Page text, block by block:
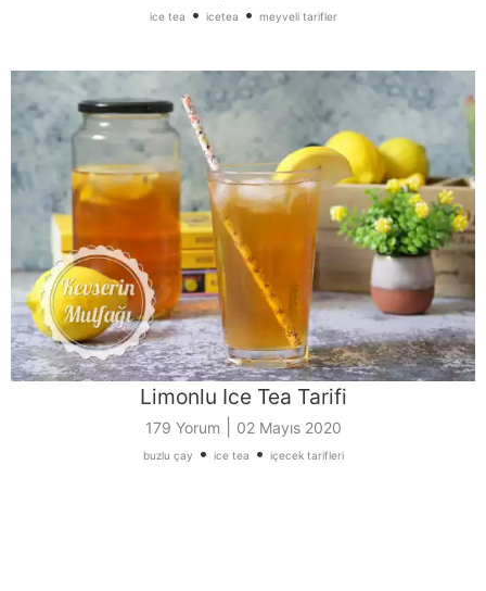
ice tea • icetea • meyveli tarifler
Limonlu Ice Tea Tarifi
179 Yorum 02 Mayıs 2020
buzlu çay • ice tea • içecek tarifleri